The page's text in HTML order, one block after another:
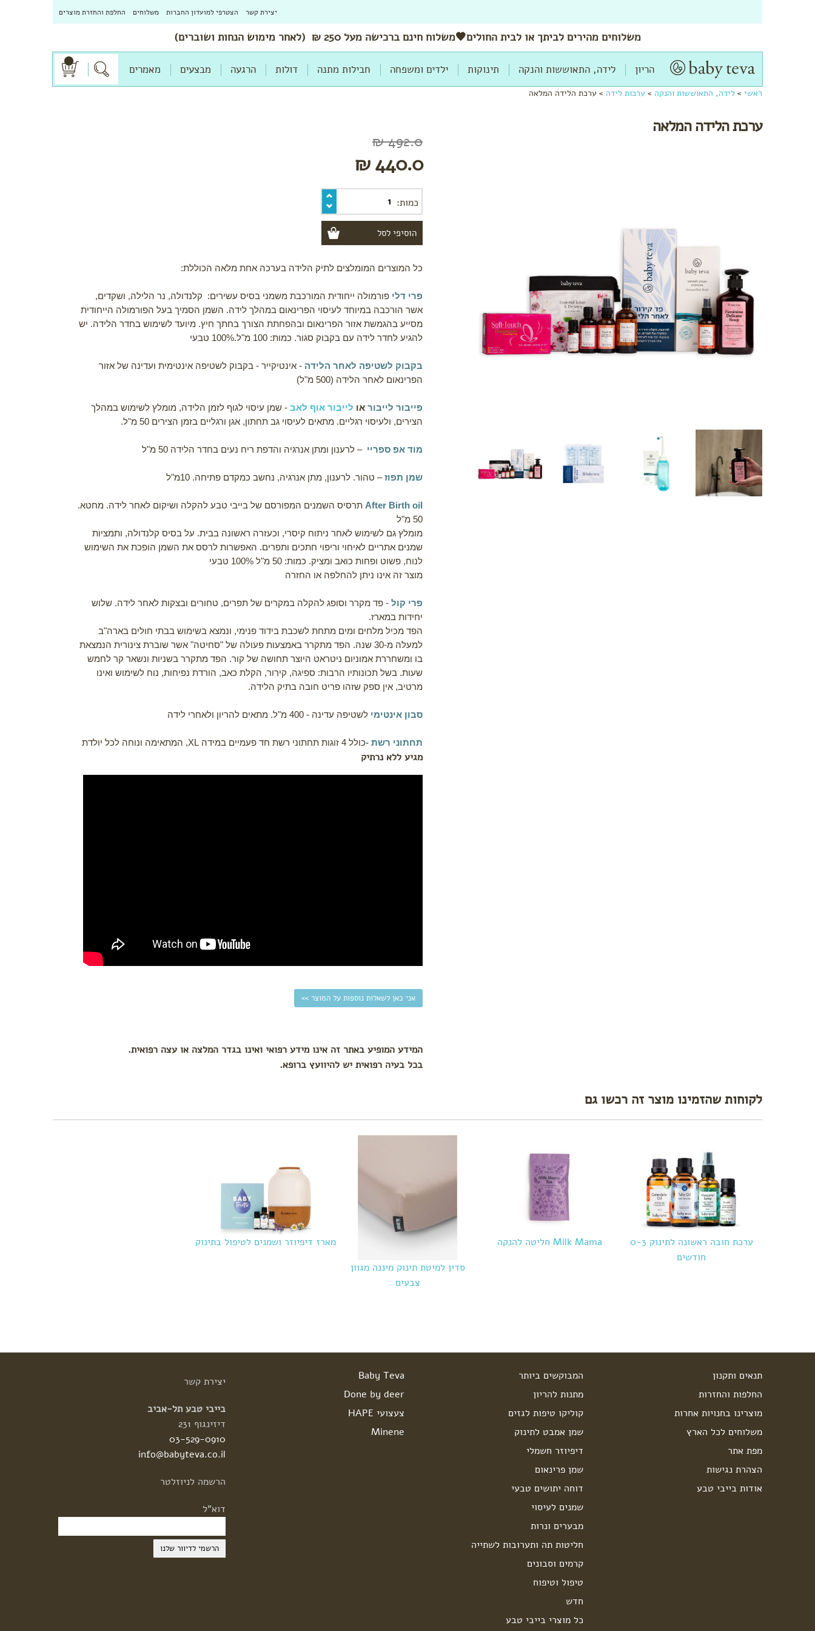
יצירת קשר הצטרפי למועדון החברות משלוחים החלפת והחזרת מוצרים
משלוחים מהירים לביתך או לבית החולים🖤משלוח חינם ברכישה מעל 250 ₪ (לאחר מימוש הנחות ושוברים)
הריון לידה, התאוששות והנקה תינוקות ילדים ומשפחה חבילות מתנה דולות הרגעה מבצעים מאמרים
ראשי > לידה, התאוששות והנקה > ערכות לידה > ערכת הלידה המלאה
ערכת הלידה המלאה
492.0 ₪
440.0 ₪
כמות:
כל המוצרים המומלצים לתיק הלידה בערכה אחת מלאה הכוללת:
פרי דלי פורמולה ייחודית המורכבת משמני בסיס עשירים: קלנדולה, נר הלילה, ושקדים,
אשר הורכבה במיוחד לעיסוי הפרינאום במהלך לידה. השמן הסמיך בעל הפורמולה הייחודית
מסייע בהגמשת אזור הפרינאום ובהפחתת הצורך בחתך חיץ. מיועד לשימוש בחדר הלידה. יש
להגיע לחדר לידה עם בקבוק סגור. כמות: 100 מ"ל.100% טבעי
בקבוק לשטיפה לאחר הלידה - אינטיקייר - בקבוק לשטיפה אינטימית ועדינה של אזור
הפרינאום לאחר הלידה (500 מ"ל)
פייבור לייבור או לייבור אוף לאב - שמן עיסוי לגוף לזמן הלידה, מומלץ לשימוש במהלך
הצירים, ולעיסוי רגליים. מתאים לעיסוי גב תחתון, אגן ורגליים בזמן הצירים 50 מ"ל.
מוד אפ ספריי – לרענון ומתן אנרגיה והדפת ריח נעים בחדר הלידה 50 מ"ל
שמן תפוז– טהור. לרענון, מתן אנרגיה, נחשב כמקדם פתיחה. 10מ"ל
After Birth oil תרסיס השמנים המפורסם של בייבי טבע להקלה ושיקום לאחר לידה. מחטא.
50 מ"ל
מומלץ גם לשימוש לאחר ניתוח קיסרי, וכעזרה ראשונה בבית. על בסיס קלנדולה, ותמציות
שמנים אתריים לאיחוי וריפוי חתכים ותפרים. האפשרות לרסס את השמן הופכת את השימוש
לנוח, פשוט ופחות כואב ומציק. כמות: 50 מ"ל 100% טבעי
מוצר זה אינו ניתן להחלפה או החזרה
פרי קול - פד מקרר וסופג להקלה במקרים של תפרים, טחורים ובצקות לאחר לידה. שלוש
יחידות במארז.
הפד מכיל מלחים ומים מתחת לשכבת בידוד פנימי, ונמצא בשימוש בבתי חולים בארה"ב
למעלה מ-30 שנה. הפד מתקרר באמצעות פעולה של "סחיטה" אשר שוברת צינורית הנמצאת
בו ומשחררת אמוניום ניטראט היוצר תחושה של קור. הפד מתקרר בשניות ונשאר קר לחמש
שעות. בשל תכונותיו הרבות: ספיגה, קירור, הקלת כאב, הורדת נפיחות, נוח לשימוש ואינו
מרטיב, אין ספק שזהו פריט חובה בתיק הלידה.
סבון אינטימי לשטיפה עדינה - 400 מ"ל. מתאים להריון ולאחרי לידה
תחתוני רשת -כולל 4 זוגות תחתוני רשת חד פעמיים במידה XL, המתאימה ונוחה לכל יולדת
מגיע ללא נרתיק
אני כאן לשאלות נוספות על המוצר >>
המידע המופיע באתר זה אינו מידע רפואי ואינו בגדר המלצה או עצה רפואית.
בכל בעיה רפואית יש להיוועץ ברופא.
לקוחות שהזמינו מוצר זה רכשו גם
ערכת חובה ראשונה לתינוק 0-3
חודשים
Milk Mama חליטה להנקה
סדין למיטת תינוק מיננה מגוון
צבעים
מארז דיפיוזר ושמנים לטיפול בתינוק
תנאים ותקנון
החלפות והחזרות
מוצרינו בחנויות אחרות
משלוחים לכל הארץ
מפת אתר
הצהרת נגישות
אודות בייבי טבע
המבוקשים ביותר
מתנות להריון
קוליקו טיפות לגזים
שמן אמבט לתינוק
דיפיוזר חשמלי
שמן פרינאום
דוחה יתושים טבעי
שמנים לעיסוי
מבערים ונרות
חליטות תה ותערובות לשתייה
קרמים וסבונים
טיפול וטיפוח
חדש
כל מוצרי בייבי טבע
Baby Teva
Done by deer
צעצועי HAPE
Minene
יצירתקשר
בייבי טבע תל-אביב
דיזינגוף 231
03-529-0910
info@babyteva.co.il
הרשמה לניוזלטר
דוא"ל